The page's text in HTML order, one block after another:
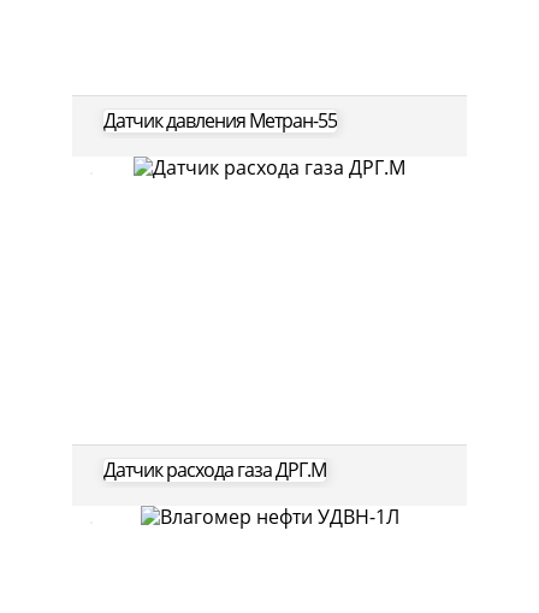
Датчик давления Метран-55
Датчик расхода газа ДРГ.М